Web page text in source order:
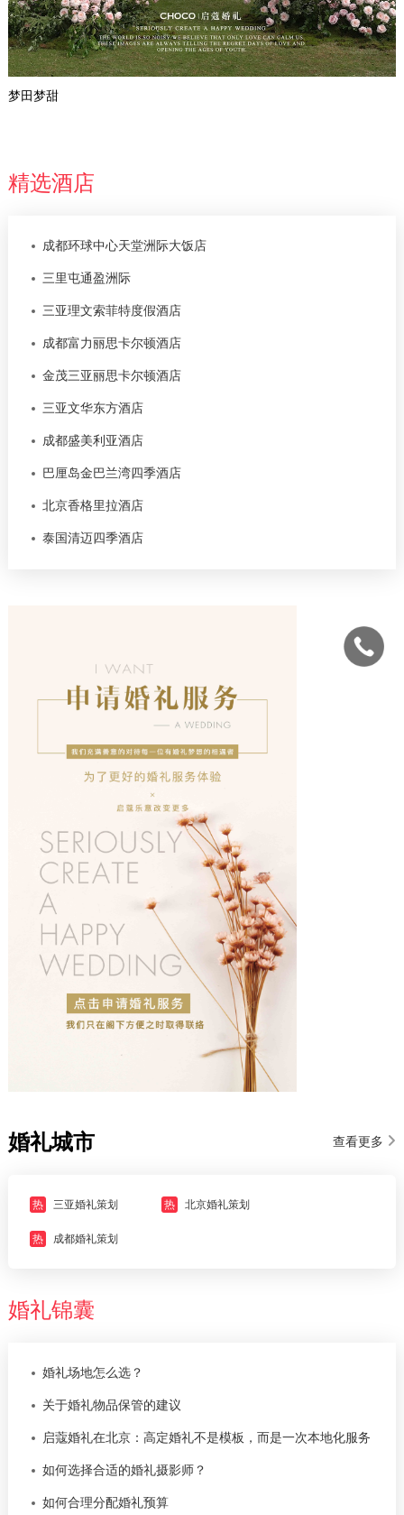
梦田梦甜
精选酒店
成都环球中心天堂洲际大饭店
三里屯通盈洲际
三亚理文索菲特度假酒店
成都富力丽思卡尔顿酒店
金茂三亚丽思卡尔顿酒店
三亚文华东方酒店
成都盛美利亚酒店
巴厘岛金巴兰湾四季酒店
北京香格里拉酒店
泰国清迈四季酒店
婚礼城市 查看更多
热 三亚婚礼策划 热 北京婚礼策划
热 成都婚礼策划
婚礼锦囊
婚礼场地怎么选？
关于婚礼物品保管的建议
启蔻婚礼在北京：高定婚礼不是模板，而是一次本地化服务
如何选择合适的婚礼摄影师？
如何合理分配婚礼预算